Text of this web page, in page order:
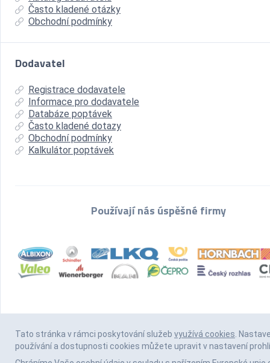
Často kladené otázky
Obchodní podmínky
Dodavatel
Registrace dodavatele
Informace pro dodavatele
Databáze poptávek
Často kladené dotazy
Obchodní podmínky
Kalkulátor poptávek
Používají nás úspěšné firmy
Tato stránka v rámci poskytování služeb využívá cookies.
používání a dostupnosti cookies můžete upravit v nastavení